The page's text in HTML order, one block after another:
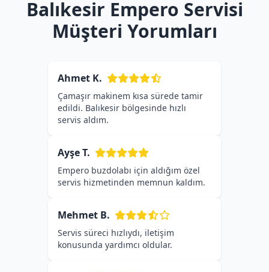
Balıkesir Empero Servisi
Müşteri Yorumları
Ahmet K.
Çamaşır makinem kısa sürede tamir
edildi. Balıkesir bölgesinde hızlı
servis aldım.
Ayşe T.
Empero buzdolabı için aldığım özel
servis hizmetinden memnun kaldım.
Mehmet B.
Servis süreci hızlıydı, iletişim
konusunda yardımcı oldular.